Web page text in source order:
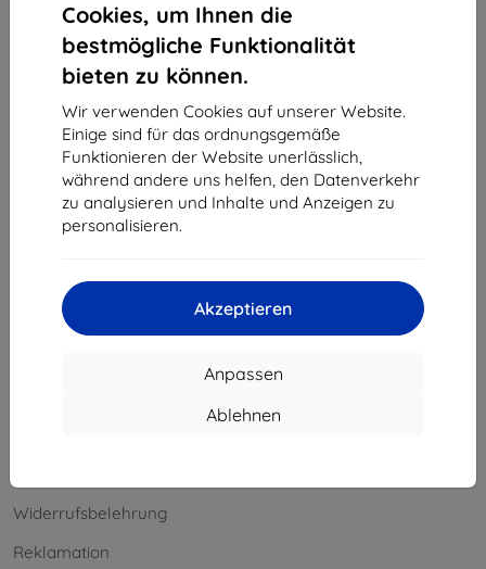
Cookies, um Ihnen die
bestmögliche Funktionalität
bieten zu können.
Wir verwenden Cookies auf unserer Website.
Einige sind für das ordnungsgemäße
Funktionieren der Website unerlässlich,
während andere uns helfen, den Datenverkehr
zu analysieren und Inhalte und Anzeigen zu
personalisieren.
Akzeptieren
Anpassen
Ablehnen
Kontakt
info@top4mobile.eu
Schreiben Sie uns
Montag bis Freitag:
Online8:00 - 16:00
Widerrufsbelehrung
Reklamation